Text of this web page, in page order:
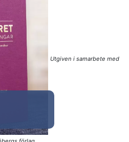
Utgiven i samarbete med